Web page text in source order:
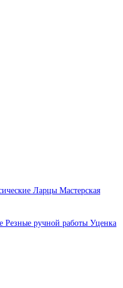
Ларцы Мастерская
Резные ручной работы Уценка